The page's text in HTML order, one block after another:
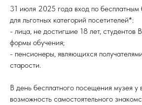
31 июля 2025 года вход по бесплатным
для льготных категорий посетителей*:
- лица, не достигшие 18 лет,
формы обучения;
- пенсионеры, являющихся
старости.
В день бесплатного посещения музея у
возможность самостоятельного